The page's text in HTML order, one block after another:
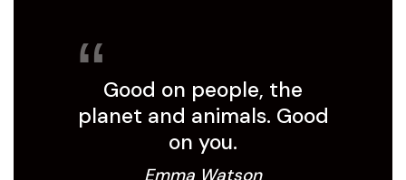
Good on people, the
planet and animals. Good
on you.
Emma Watson